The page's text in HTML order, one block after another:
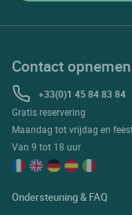
Contact
+33(0)1 45 84 83 84
Gratis reservering
Maandag tot vrijdag en
Van 9 tot 18 uur
Ondersteuning & FAQ